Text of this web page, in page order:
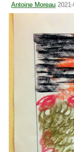
Antoine Moreau